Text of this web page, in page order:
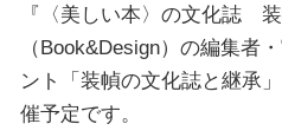
『〈美しい本〉の文化誌 装
（Book&Design）の編集者
ント「装幀の文化誌と継承
催予定です。